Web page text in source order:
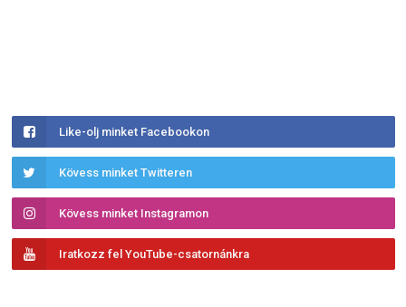
Like-olj minket Facebookon
Kövess minket Twitteren
Kövess minket Instagramon
Iratkozz fel YouTube-csatornánkra